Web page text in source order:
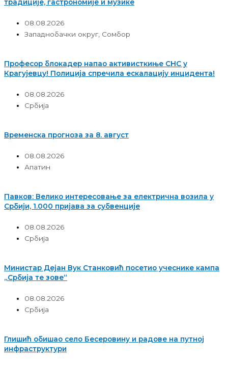
традиције, гастрономије и музике
08.08.2026
Западнобачки округ Сомбор
Професор блокадер напао активисткиње СНС у
Крагујевцу! Полиција спречила ескалацију инцидента!
08.08.2026
Србија
Временска прогноза за 8. август
08.08.2026
Апатин
Павков: Велико интересовање за електрична возила у
Србији, 1.000 пријава за субвенције
08.08.2026
Србија
Министар Дејан Вук Станковић посетио учеснике кампа
„Србија те зове“
08.08.2026
Србија
Глишић обишао село Бесеровину и радове на путној
инфраструктури